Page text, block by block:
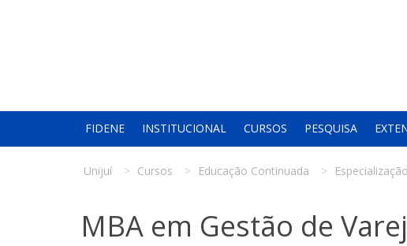
FIDENE INSTITUCIONAL CURSOS PESQUISA
Unijuí Cursos Educação Continuada Especialização
MBA em Gestão de